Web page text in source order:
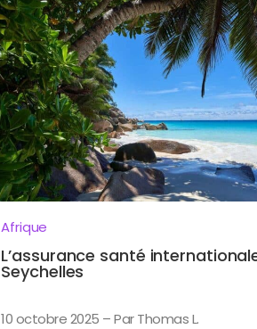
Afrique
L’assurance santé
Seychelles
10 octobre 2025 – Par Thomas L.